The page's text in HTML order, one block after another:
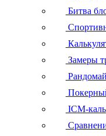
Битва
Замеры
ICM-